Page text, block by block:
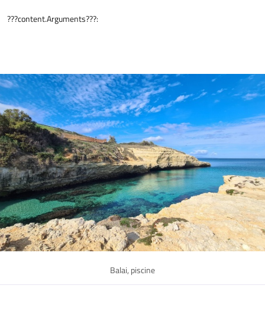
???content.Arguments???:
Balai, piscine